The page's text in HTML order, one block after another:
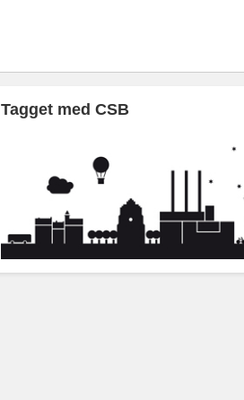
Tagget med CSB